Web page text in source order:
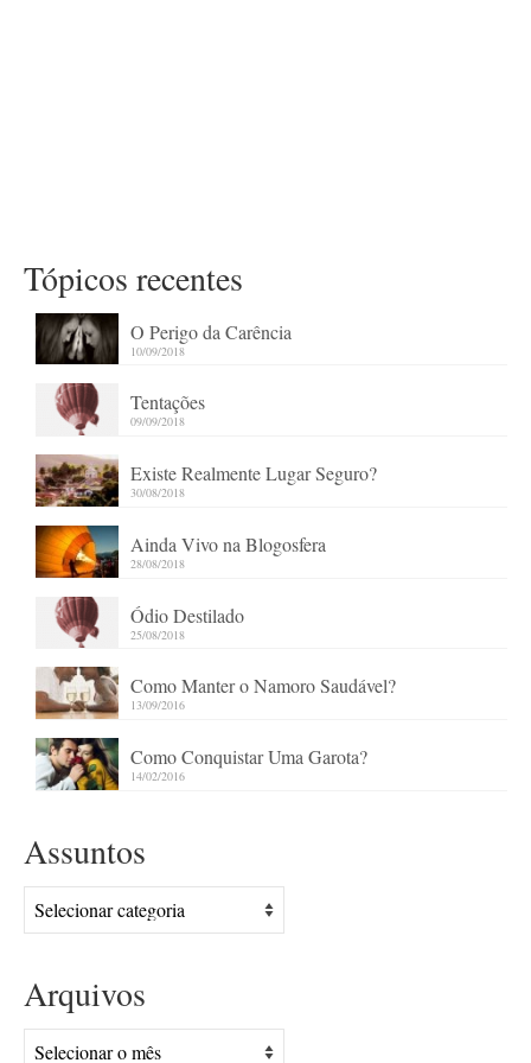
Tópicos recentes
O Perigo da Carência
10/09/2018
Tentações
09/09/2018
Existe Realmente Lugar Seguro?
30/08/2018
Ainda Vivo na Blogosfera
28/08/2018
Ódio Destilado
25/08/2018
Como Manter o Namoro Saudável?
13/09/2016
Como Conquistar Uma Garota?
14/02/2016
Assuntos
Assuntos
Arquivos
Arquivos